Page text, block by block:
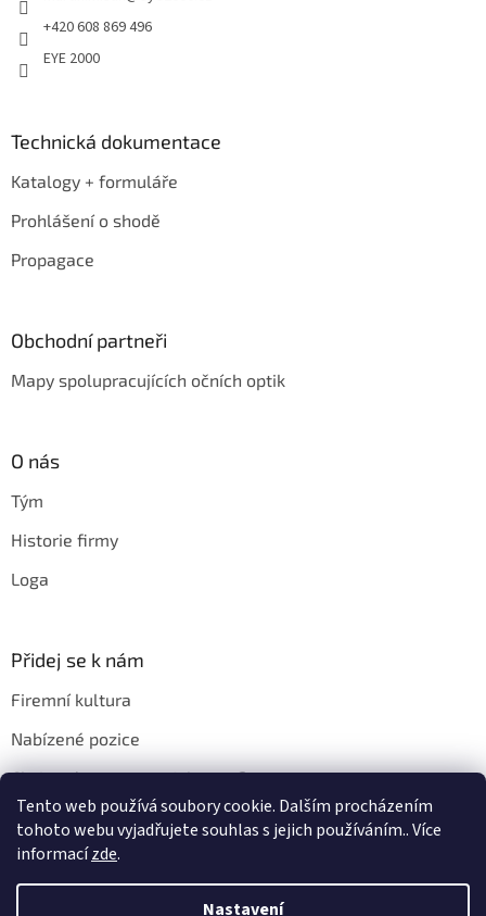
Tento web používá soubory cookie. Dalším procházením
tohoto webu vyjadřujete souhlas s jejich používáním.. Více
informacízde.
Nastavení
+420 608 869 496
EYE 2000
Technická dokumentace
Katalogy + formuláře
Prohlášení o shodě
Propagace
Obchodní partneři
Mapy spolupracujících očních optik
O nás
Tým
Historie firmy
Loga
Přidej se k nám
Firemní kultura
Nabízené pozice
Chci u vás pracovat. Jak na to?